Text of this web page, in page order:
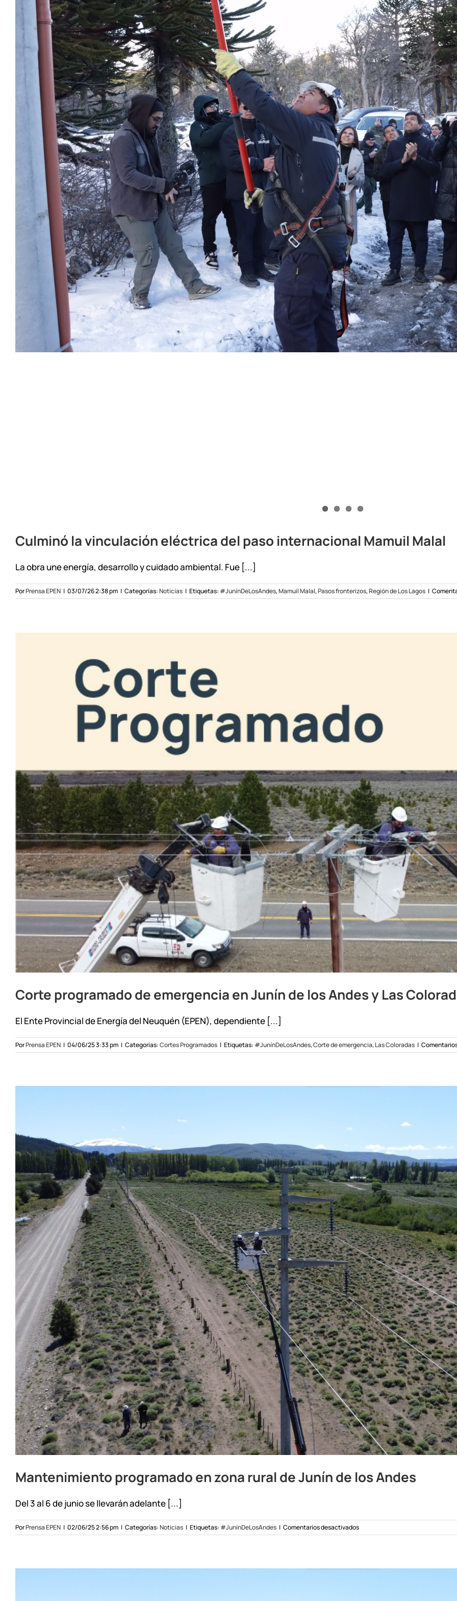
Culminó la vinculación eléctrica del paso internacional Mamuil Malal
La obra une energía, desarrollo y cuidado ambiental. Fue [...]
PorPrensa EPEN | 03/07/26 2:38 pm | Categorías:Noticias | Etiquetas: #JunínDeLosAndes,Mamuil Malal,Pasos fronterizos,Región de Los Lagos |
Corte programado de emergencia en Junín de los Andes y Las
El Ente Provincial de Energía del Neuquén (EPEN), dependiente [...]
PorPrensa EPEN | 04/06/25 3:33 pm | Categorías:Cortes Programados | Etiquetas: #JunínDeLosAndes,Corte de emergencia, Las Coloradas |
Mantenimiento programado en zona rural de Junín de los Andes
Del 3 al 6 de junio se llevarán adelante [...]
PorPrensa EPEN | 02/06/25 2:56 pm | Categorías:Noticias | Etiquetas: #JunínDeLosAndes | Comentarios desactivadosen
Mantenimiento